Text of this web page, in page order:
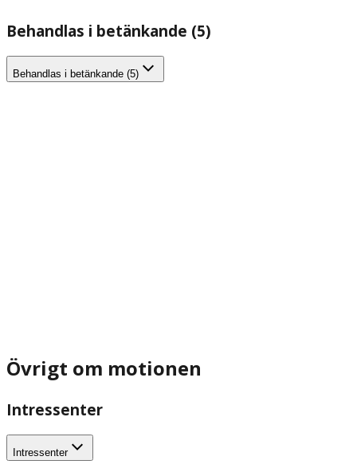
Behandlas i betänkande (5)
Behandlas i betänkande (5)
Övrigt om motionen
Intressenter
Intressenter